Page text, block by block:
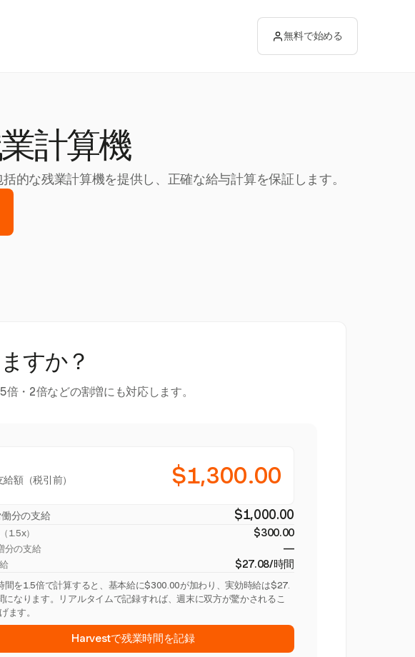
無料で始める
計算機
的な残業計算機を提供し、正確な給与計算を保証します。
すか？
・2倍などの割増にも対応します。
給額（税引前） $1,300.00
分の支給 $1,000.00
1.5x） $300.00
分の支給 —
$27.08/時間
間を1.5倍で計算すると、基本給に$300.00が加わり、実効時給は$27.
になります。リアルタイムで記録すれば、週末に双方が驚かされるこ
ます。
Harvestで残業時間を記録